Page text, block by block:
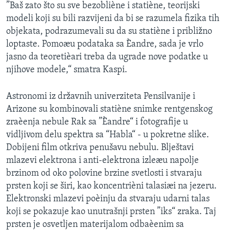
”Baš zato što su sve bezobliène i statiène, teorijski
modeli koji su bili razvijeni da bi se razumela fizika tih
objekata, podrazumevali su da su statiène i približno
loptaste. Pomoæu podataka sa Èandre, sada je vrlo
jasno da teoretièari treba da ugrade nove podatke u
njihove modele,“ smatra Kaspi.
Astronomi iz državnih univerziteta Pensilvanije i
Arizone su kombinovali statiène snimke rentgenskog
zraèenja nebule Rak sa ”Èandre“ i fotografije u
vidljivom delu spektra sa “Habla“ - u pokretne slike.
Dobijeni film otkriva penušavu nebulu. Blještavi
mlazevi elektrona i anti-elektrona izleæu napolje
brzinom od oko polovine brzine svetlosti i stvaraju
prsten koji se širi, kao koncentrièni talasiæi na jezeru.
Elektronski mlazevi poèinju da stvaraju udarni talas
koji se pokazuje kao unutrašnji prsten ”iks“ zraka. Taj
prsten je osvetljen materijalom odbaèenim sa